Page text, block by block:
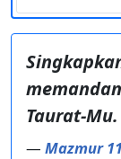
Taurat-Mu.
— Mazmur